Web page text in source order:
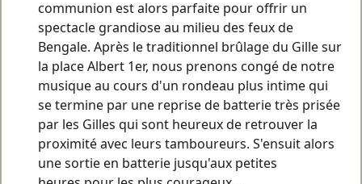
communion est alors parfaite pour offrir un
spectacle grandiose au milieu des feux de
Bengale. Après le traditionnel brûlage du Gille sur
la place Albert 1er, nous prenons congé de notre
musique au cours d'un rondeau plus intime qui
se termine par une reprise de batterie très prisée
par les Gilles qui sont heureux de retrouver la
proximité avec leurs tamboureurs. S'ensuit alors
une sortie en batterie jusqu'aux petites